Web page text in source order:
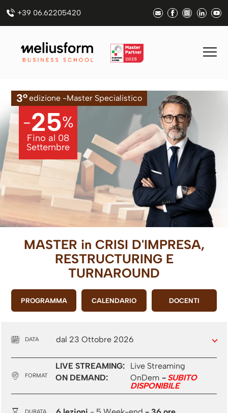
+39 06.62205420
3°edizione -Master Specialistico
MASTER in CRISI D'IMPRESA,
RESTRUCTURING E
TURNAROUND
PROGRAMMA CALENDARIO DOCENTI
DATA dal 23 Ottobre 2026
FORMAT
LIVE STREAMING:
Live Streaming
ON DEMAND:
OnDem - SUBITO
DISPONIBILE
-25%
Fino al 08
Settembre